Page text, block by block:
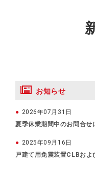
お知らせ
2026年07月31日
夏季休業期間中のお問合せ
2025年09月16日
戸建て用免震装置CLBお